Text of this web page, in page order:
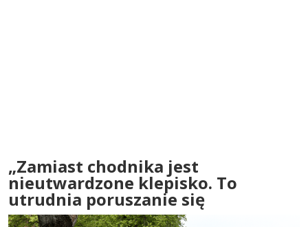
„Zamiast chodnika jest
nieutwardzone klepisko. To
utrudnia poruszanie się